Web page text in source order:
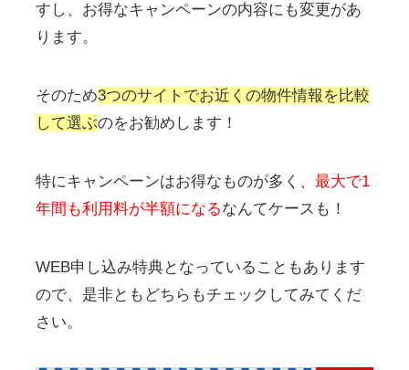
すし、お得なキャンペーンの内容にも変更があ
ります。
そのため3つのサイトでお近くの物件情報を比較
して選ぶのをお勧めします！
特にキャンペーンはお得なものが多く、 最大で1
年間も利用料が半額になるなんてケースも！
WEB申し込み特典となっていることもあります
ので、是非ともどちらもチェックしてみてくだ
さい。